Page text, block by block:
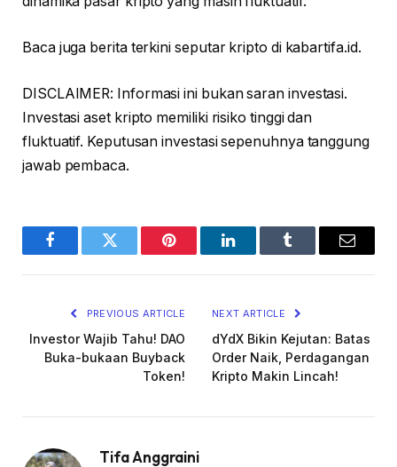
Baca juga berita terkini seputar kripto di kabartifa.id.
DISCLAIMER: Informasi ini bukan saran investasi.
Investasi aset kripto memiliki risiko tinggi dan
fluktuatif. Keputusan investasi sepenuhnya tanggung
jawab pembaca.
FacebookTwitter Pinterest LinkedInTumblr Email
PREVIOUS ARTICLE
Investor Wajib Tahu! DAO
Buka-bukaan Buyback
Token!
NEXT ARTICLE
dYdX Bikin Kejutan: Batas
Order Naik, Perdagangan
Kripto Makin Lincah!
Tifa Anggraini